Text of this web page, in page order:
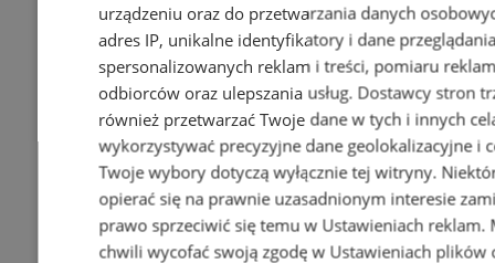
urządzeniu oraz do przetwarzania danych
adres IP, unikalne identyfikatory i dane
spersonalizowanych reklam i treści, pomiaru
odbiorców oraz ulepszania usług. Dostawcy stron
również przetwarzać Twoje dane w tych i innych
wykorzystywać precyzyjne dane geolokalizacyjne i
Twoje wybory dotyczą wyłącznie tej witryny.
opierać się na prawnie uzasadnionym interesie
prawo sprzeciwić się temu w Ustawieniach reklam.
chwili wycofać swoją zgodę w Ustawieniach plików